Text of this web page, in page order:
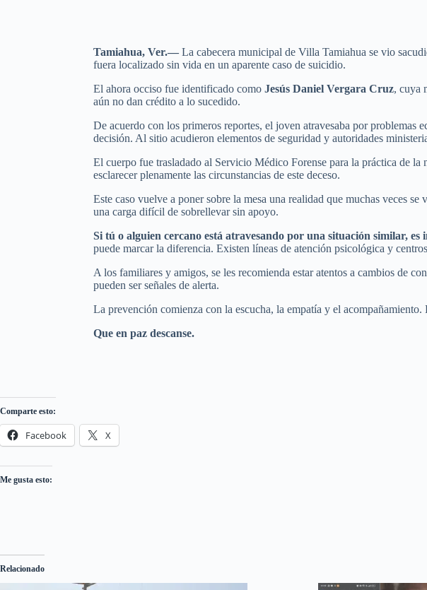
Tamiahua, Ver.— La cabecera municipal de Villa Tamiahua se vio
fuera localizado sin vida en un aparente caso de suicidio.
El ahora occiso fue identificado como Jesús Daniel Vergara Cruz, cuya
aún no dan crédito a lo sucedido.
De acuerdo con los primeros reportes, el joven atravesaba por problemas
decisión. Al sitio acudieron elementos de seguridad y autoridades
El cuerpo fue trasladado al Servicio Médico Forense para la práctica de
esclarecer plenamente las circunstancias de este deceso.
Este caso vuelve a poner sobre la mesa una realidad que muchas veces
una carga difícil de sobrellevar sin apoyo.
Si tú o alguien cercano está atravesando por una situación similar, es
puede marcar la diferencia. Existen líneas de atención psicológica y
A los familiares y amigos, se les recomienda estar atentos a cambios de
pueden ser señales de alerta.
La prevención comienza con la escucha, la empatía y el
Que en paz descanse.
Comparte esto:
Facebook X
Me gusta esto:
Relacionado